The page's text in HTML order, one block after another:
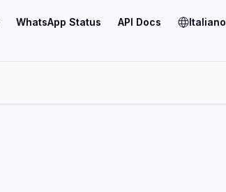
WhatsApp Status API Docs Italiano